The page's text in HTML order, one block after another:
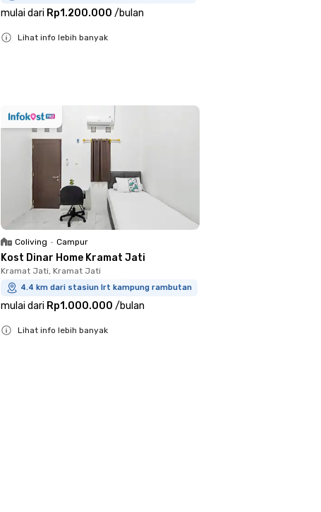
mulai dari Rp1.200.000 /bulan
Lihat info lebih banyak
Coliving • Campur
Kost Dinar Home Kramat Jati
Kramat Jati, Kramat Jati
4.4 km dari stasiun lrt kampung rambutan
mulai dari Rp1.000.000 /bulan
Lihat info lebih banyak